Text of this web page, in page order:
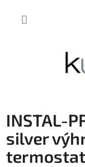
INSTAL-
silver